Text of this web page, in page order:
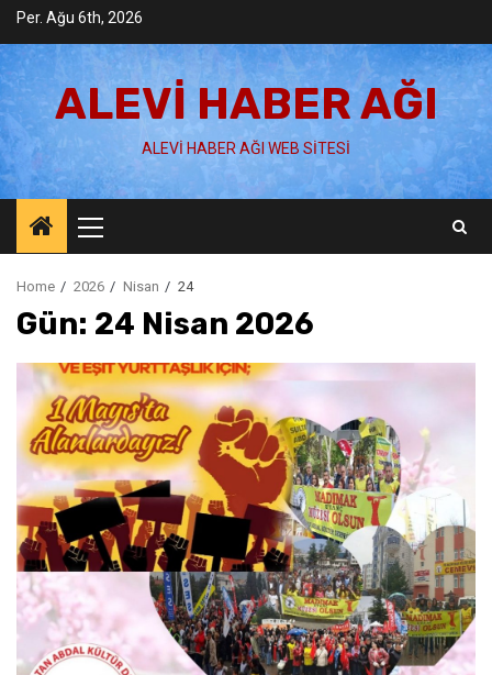
Skip
content
Per. Ağu 6th, 2026
ALEVI HABER AĞI
ALEVI HABER AĞI WEB SITESI
Menu
Home 2026 Nisan 24
Gün: 24 Nisan 2026